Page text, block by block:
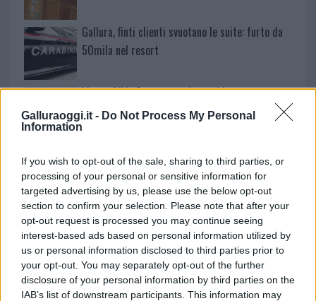
Galluraoggi.it - Do Not Process My Personal
Information
If you wish to opt-out of the sale, sharing to third parties, or
processing of your personal or sensitive information for
targeted advertising by us, please use the below opt-out
section to confirm your selection. Please note that after your
opt-out request is processed you may continue seeing
interest-based ads based on personal information utilized by
us or personal information disclosed to third parties prior to
your opt-out. You may separately opt-out of the further
disclosure of your personal information by third parties on the
IAB’s list of downstream participants. This information may
Gallura, finti clienti svuotano le suite: furto da
50mila nel resort
Meteo Olbia 7 agosto, sole e caldo tornano
protagonisti
fine agosto
Aggius conquista la classifica delle mete più
amate dell’estate 2026